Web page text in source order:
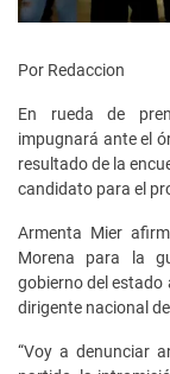
Por Redaccion
En rueda de
impugnará ante el
resultado de la
candidato para el
Armenta Mier
Morena para la
gobierno del estado
dirigente nacional
“Voy a denunciar